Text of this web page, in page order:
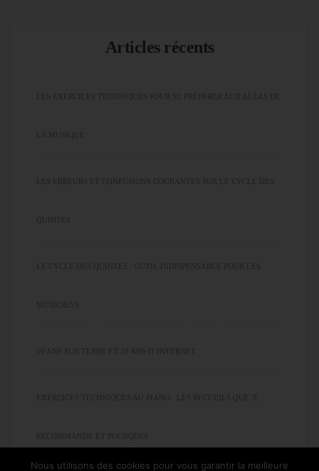
Articles récents
LES EXERCICES TECHNIQUES POUR SE PRÉPARER AUX ALÉAS DE
LA MUSIQUE
LES ERREURS ET CONFUSIONS COURANTES SUR LE CYCLE DES
QUINTES
LE CYCLE DES QUINTES : OUTIL INDISPENSABLE POUR LES
MUSICIENS
50 ANS SUR TERRE ET 10 ANS D’INTERNET
EXERCICES TECHNIQUES AU PIANO : LES RECUEILS QUE JE
RECOMMANDE ET POURQUOI
Nous utilisons des cookies pour vous garantir la meilleure